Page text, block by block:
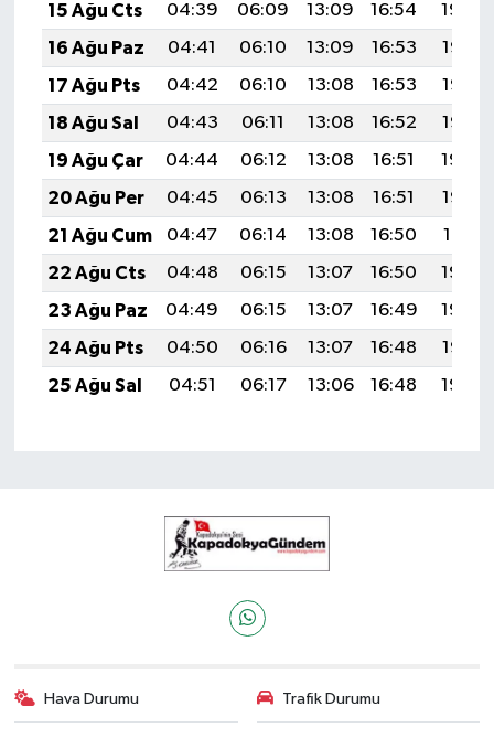
15 Ağu Cts
04:39 06:09 13:09 16:54
19:59
16 Ağu Paz
04:41 06:10 13:09 16:53
19:58
17 Ağu Pts
04:42 06:10 13:08 16:53
19:57
18 Ağu Sal
04:43 06:11 13:08 16:52
19:55
19 Ağu Çar
04:44 06:12 13:08 16:51
19:54
20 Ağu Per
04:45 06:13 13:08 16:51
19:53
21 Ağu Cum
04:47 06:14 13:08 16:50
19:51
22 Ağu Cts
04:48 06:15 13:07 16:50
19:50
23 Ağu Paz
04:49 06:15 13:07 16:49
19:49
24 Ağu Pts
04:50 06:16 13:07 16:48
19:47
25 Ağu Sal
04:51 06:17 13:06 16:48 19:46
Hava Durumu Trafik Durumu